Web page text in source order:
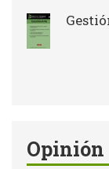
Opinión